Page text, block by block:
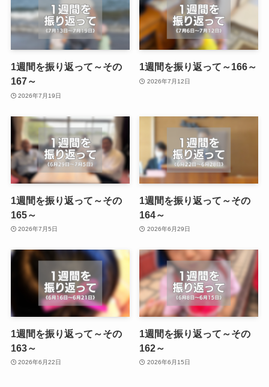
1週間を振り返って～その
167～
2026年7月19日
1週間を振り返って～166～
2026年7月12日
1週間を振り返って～その
165～
2026年7月5日
1週間を振り返って～その
164～
2026年6月29日
1週間を振り返って～その
163～
2026年6月22日
1週間を振り返って～その
162～
2026年6月15日